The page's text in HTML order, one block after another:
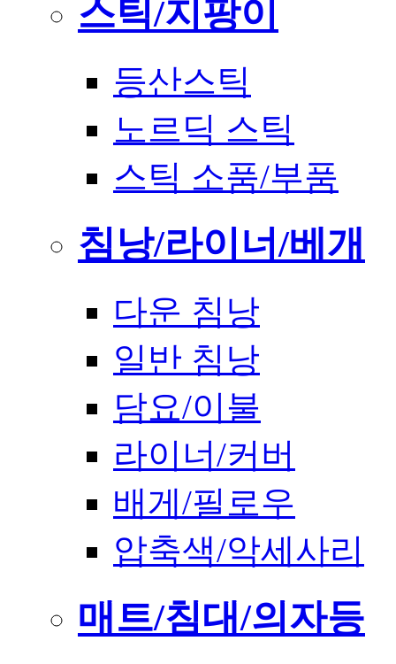
스틱/지팡이
등산스틱
노르딕 스틱
스틱 소품/부품
침낭/라이너/베개
다운 침낭
일반 침낭
담요/이불
라이너/커버
배게/필로우
압축색/악세사리
매트/침대/의자등